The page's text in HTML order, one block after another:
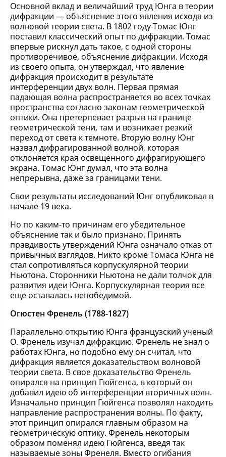
Основной вклад и величайший труд Юнга в теории
дифракции — объяснение этого явления исходя из
волновой теории света. В 1802 году Томас Юнг
поставил классический опыт по дифракции. Томас
впервые рискнул дать такое, с одной стороны
противоречивое, объяснение дифракции. Исходя
из своего опыта, он утверждал, что явление
дифракция происходит в результате
интерференции двух волн. Первая прямая
падающая волна распространяется во всех точках
пространства согласно законам геометрической
оптики. Она претерпевает разрыв на границе
геометрической тени, там и возникает резкий
переход от света к темноте. Вторую волну Юнг
назвал дифрагированной волной, которая
отклоняется края освещенного дифрагирующего
экрана. Томас Юнг думал, что эта волна
непрерывна, даже за границами тени.
Свои результаты исследований Юнг опубликовал в
начале 19 века.
Но по каким-то причинам его убедительное
объяснение так и было признано. Принять
правдивость утверждений Юнга означало отказ от
привычных взглядов. Никто кроме Томаса Юнга не
стал сопротивляться корпускулярной теории
Ньютона. Сторонники Ньютона не дали толчок для
развития идеи Юнга. Корпускулярная теория все
еще оставалась непобедимой.
Огюстен Френель (1788-1827)
Параллельно открытию Юнга французский ученый
О. Френель изучал дифракцию. Френель не знал о
работах Юнга, но подобно ему он считал, что
дифракция является доказательством волновой
теории света. В свое доказательство Френель
опирался на принцип Гюйгенса, в который он
добавил идею об интерференции вторичных волн.
Изначально принцип Гюйгенса позволял находить
направление распространения волны. По факту,
этот принцип опирался главным образом на
геометрическую оптику. Френель некоторым
образом поменял идею Гюйгенса, введя так
называемые зоны Френеля. Вместо огибания